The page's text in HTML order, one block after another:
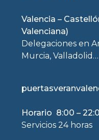
Valencia –
Valenciana)
Delegaciones en
Murcia, Valladolid…
Horario 8:00 –
Servicios 24 horas